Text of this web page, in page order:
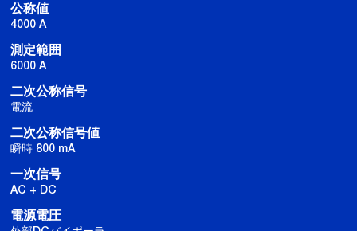
公称値
4000 A
測定範囲
6000 A
二次公称信号
電流
二次公称信号値
瞬時 800 mA
一次信号
AC + DC
電源電圧